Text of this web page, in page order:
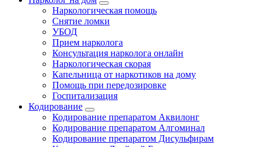
Наркологическая помощь
Снятие ломки
УБОД
Прием нарколога
Консультация нарколога онлайн
Наркологическая скорая
Капельница от наркотиков на дому
Помощь при передозировке
Госпитализация
Кодирование
Кодирование препаратом Аквилонг
Кодирование препаратом Алгоминал
Кодирование препаратом Дисульфирам